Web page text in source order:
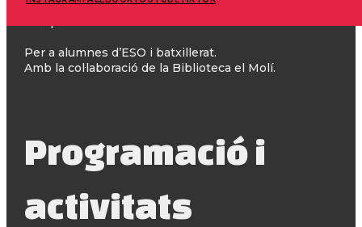
les característiques essencials del gènere i
Per a alumnes d’ESO i batxillerat.
Amb la col·laboració de la Biblioteca el Molí.
Programació i
activitats